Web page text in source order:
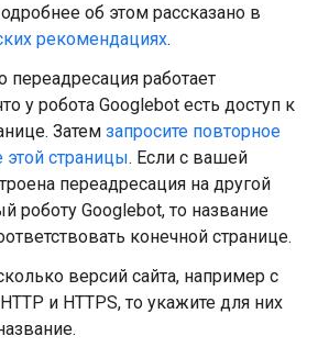
об этом рассказано в
рекомендациях.
переадресация работает
у робота Googlebot есть доступ к
Затем запросите повторное
этой страницы. Если с вашей
переадресация на другой
роботу Googlebot, то название
конечной странице.
версий сайта, например с
и HTTPS, то укажите для них